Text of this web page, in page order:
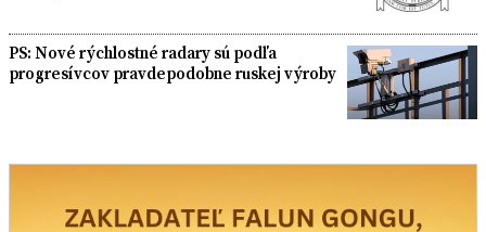
PS: Nové rýchlostné radary sú podľa
progresívcov pravdepodobne ruskej výroby